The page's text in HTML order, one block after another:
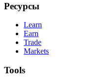
Ресурсы
Learn
Earn
Trade
Markets
Tools